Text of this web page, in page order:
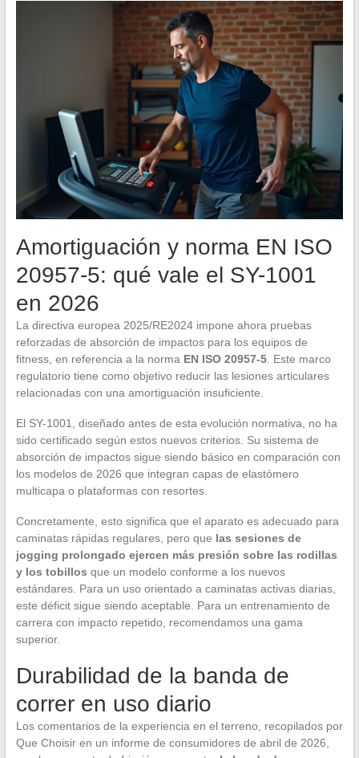
Amortiguación y norma EN ISO
20957-5: qué vale el SY-1001
en 2026
La directiva europea 2025/RE2024 impone ahora pruebas
reforzadas de absorción de impactos para los equipos de
fitness, en referencia a la norma EN ISO 20957-5. Este marco
regulatorio tiene como objetivo reducir las lesiones articulares
relacionadas con una amortiguación insuficiente.
El SY-1001, diseñado antes de esta evolución normativa, no ha
sido certificado según estos nuevos criterios. Su sistema de
absorción de impactos sigue siendo básico en comparación con
los modelos de 2026 que integran capas de elastómero
multicapa o plataformas con resortes.
Concretamente, esto significa que el aparato es adecuado para
caminatas rápidas regulares, pero que las sesiones de
jogging prolongado ejercen más presión sobre las rodillas
y los tobillos que un modelo conforme a los nuevos
estándares. Para un uso orientado a caminatas activas diarias,
este déficit sigue siendo aceptable. Para un entrenamiento de
carrera con impacto repetido, recomendamos una gama
superior.
Durabilidad de la banda de
correr en uso diario
Los comentarios de la experiencia en el terreno, recopilados por
Que Choisir en un informe de consumidores de abril de 2026,